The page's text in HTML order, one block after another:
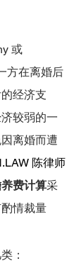
或
方在离婚后
经济支
较弱的一
离婚而遭
陈律师
费计算采
情裁量
：